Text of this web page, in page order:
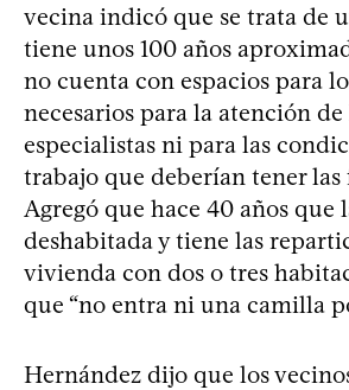
vecina indicó que se trata de
tiene unos 100 años
no cuenta con espacios para
necesarios para la atención de
especialistas ni para las
trabajo que deberían tener
Agregó que hace 40 años que
deshabitada y tiene las
vivienda con dos o tres
que “no entra ni una camilla
Hernández dijo que los